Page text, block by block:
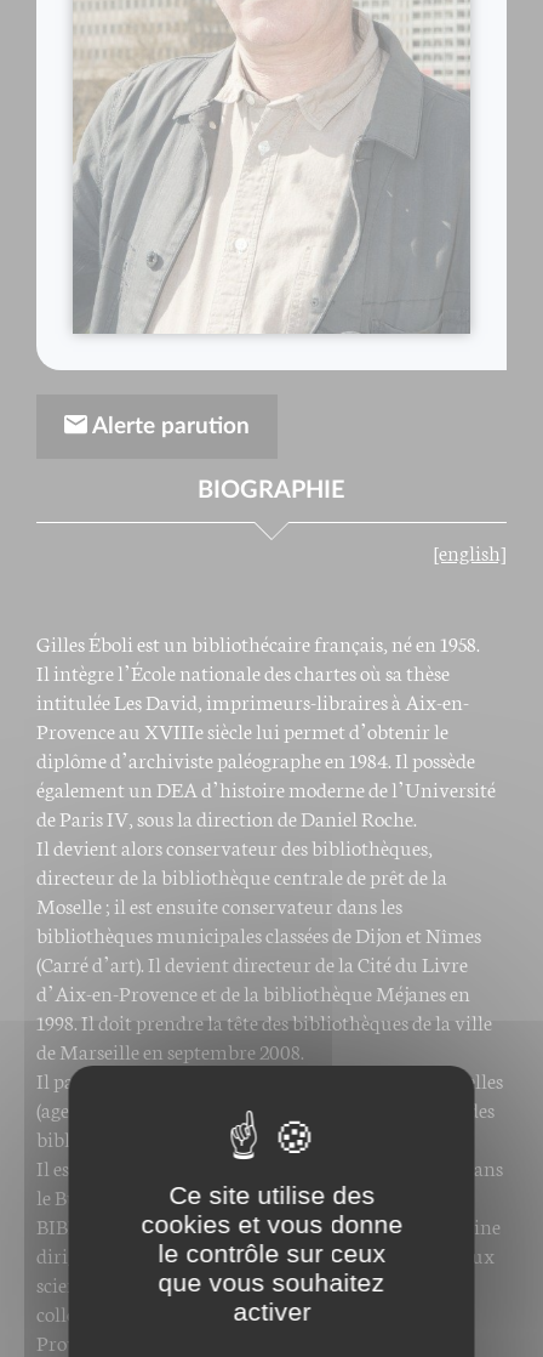
Alerte parution
BIOGRAPHIE
[english]
Gilles Éboli est un bibliothécaire français, né en 1958.
Il intègre l’École nationale des chartes où sa thèse
intitulée Les David, imprimeurs-libraires à Aix-en-
Provence au XVIIIe siècle lui permet d’obtenir le
diplôme d’archiviste paléographe en 1984. Il possède
également un DEA d’histoire moderne de l’Université
de Paris IV, sous la direction de Daniel Roche.
Il devient alors conservateur des bibliothèques,
directeur de la bibliothèque centrale de prêt de la
Moselle ; il est ensuite conservateur dans les
bibliothèques municipales classées de Dijon et Nîmes
(Carré d’art). Il devient directeur de la Cité du Livre
d’Aix-en-Provence et de la bibliothèque Méjanes en
1998. Il doit prendre la tête des bibliothèques de la ville
de Marseille en septembre 2008.
Il participe aux activités d’associations professionnelles
(agences du livre) et il est président de l’Association des
bibliothécaires de France de 2003 à 2007.
Il est l’auteur de nombreux articles professionnels dans
le Bulletin des bibliothèques de France,
BIBLIOthèque(s) et dans l’ouvrage collectif Patrimoine
dirigé par Jean-Paul Oddos (1997), ainsi que de travaux
scientifiques comme sa participation aux actes du
colloque sur les cinq cents ans du parlement de
Provence (2002).
Ce site utilise des
cookies et vous donne
le contrôle sur ceux
que vous souhaitez
activer